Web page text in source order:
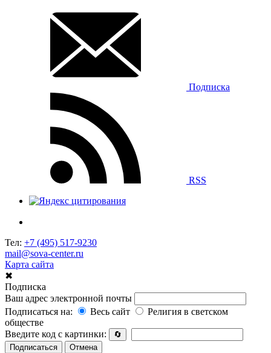
Подписка
RSS
Тел: +7 (495) 517-9230
mail@sova-center.ru
Карта сайта
✖
Подписка
Ваш адрес электронной почты
Подписаться на:
Весь сайт
Религия в светском
обществе
Введите код с картинки:
🔄
Подписаться
Отмена